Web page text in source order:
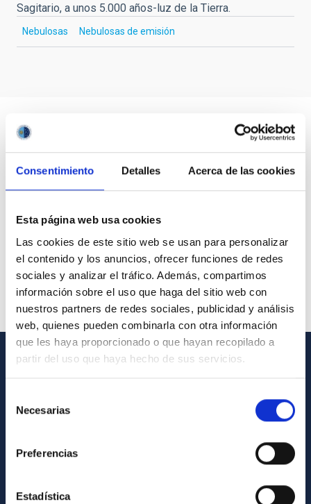
Consentimiento Detalles Acerca de las cookies
Esta página web usa cookies
Las cookies de este sitio web se usan para personalizar
el contenido y los anuncios, ofrecer funciones de redes
sociales y analizar el tráfico. Además, compartimos
información sobre el uso que haga del sitio web con
nuestros partners de redes sociales, publicidad y análisis
web, quienes pueden combinarla con otra información
que les haya proporcionado o que hayan recopilado a
partir del uso que haya hecho de sus servicios.
Necesarias
Preferencias
Estadística
Sagitario, a unos 5.000 años-luz de la Tierra.
Nebulosas Nebulosas de emisión
Directorio de personal
Registro general